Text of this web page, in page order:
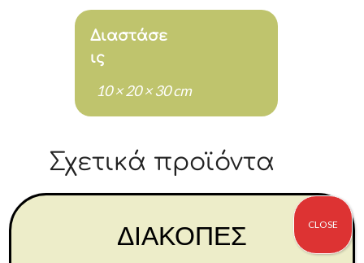
Διαστάσε
ις
10 × 20 × 30 cm
Σχετικά προϊόντα
ΔΙΑΚΟΠΕΣ CLOSE